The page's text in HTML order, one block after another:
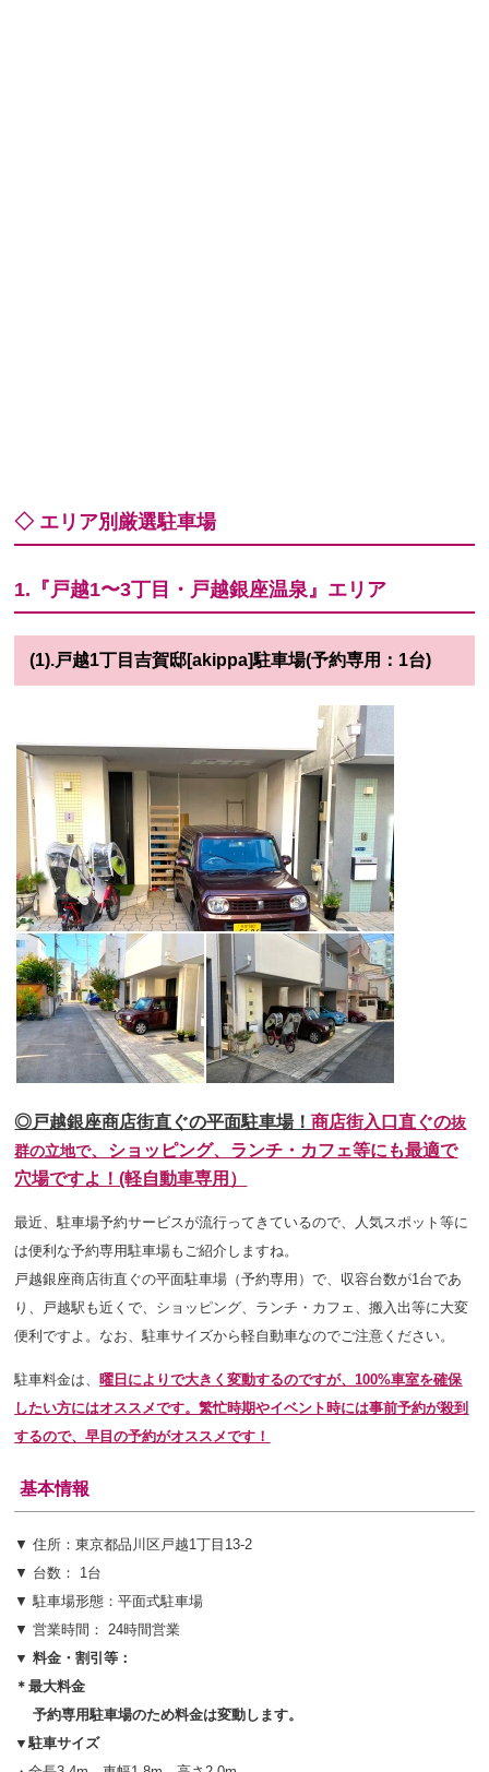
◇ エリア別厳選駐車場
1.『戸越1〜3丁目・戸越銀座温泉』エリア
(1).戸越1丁目吉賀邸[akippa]駐車場(予約専用：1台)
◎戸越銀座商店街直ぐの平面駐車場！商店街入口直ぐの抜
群の立地で、ショッピング、ランチ・カフェ等にも最適で
穴場ですよ！(軽自動車専用）
最近、駐車場予約サービスが流行ってきているので、人気スポット等に
は便利な予約専用駐車場もご紹介しますね。
戸越銀座商店街直ぐの平面駐車場（予約専用）で、収容台数が1台であ
り、戸越駅も近くで、ショッピング、ランチ・カフェ、搬入出等に大変
便利ですよ。なお、駐車サイズから軽自動車なのでご注意ください。
駐車料金は、曜日によりで大きく変動するのですが、100%車室を確保
したい方にはオススメです。繁忙時期やイベント時には事前予約が殺到
するので、早目の予約がオススメです！
基本情報
▼ 住所：東京都品川区戸越1丁目13-2
▼ 台数： 1台
▼ 駐車場形態：平面式駐車場
▼ 営業時間： 24時間営業
▼ 料金・割引等：
＊最大料金
予約専用駐車場のため料金は変動します。
▼駐車サイズ